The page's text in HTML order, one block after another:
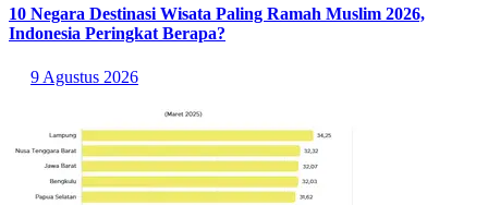
10 Negara Destinasi Wisata Paling Ramah Muslim 2026,
Indonesia Peringkat Berapa?
9 Agustus 2026